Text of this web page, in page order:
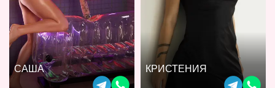
САША КРИСТЕНИЯ